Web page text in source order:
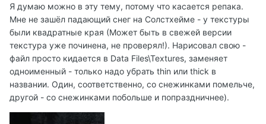
Я думаю можно в эту тему, потому что касается репака.
Мне не зашёл падающий снег на Солстхейме - у текстуры
были квадратные края (Может быть в свежей версии
текстура уже починена, не проверял!). Нарисовал свою -
файл просто кидается в Data Files\Textures, заменяет
одноименный - только надо убрать thin или thick в
названии. Один, соответственно, со снежинками помельче,
другой - со снежинками побольше и попраздничнее).